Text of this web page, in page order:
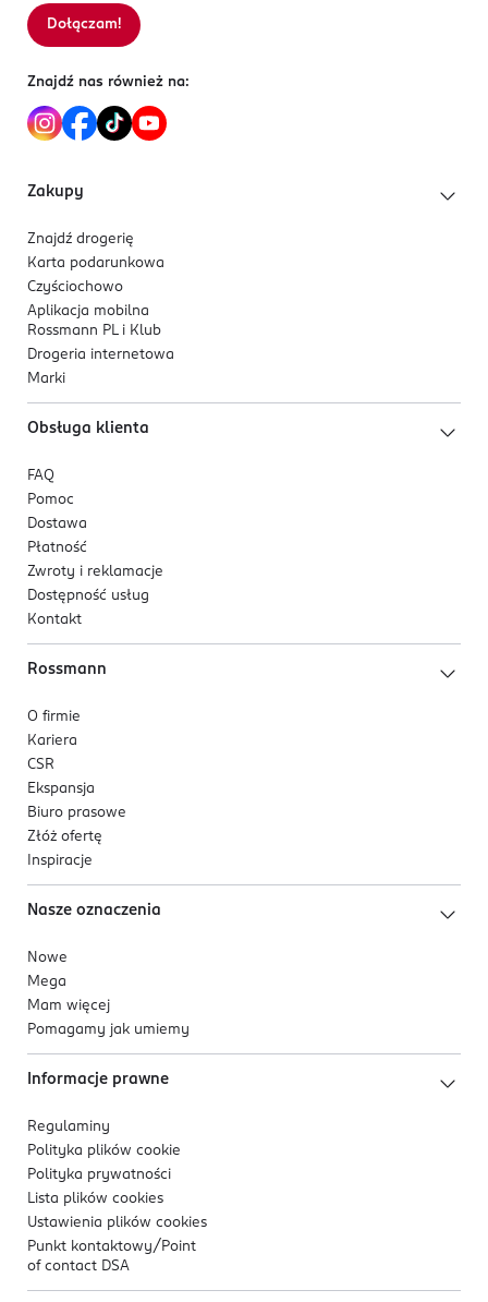
Lekka, łatwo rozprowadzająca się konsystencja
zapewniająca komfort noszenia.
Formuła wzbogacona naturalnymi biopeptydami
Duży, miękki aplikator umożliwia szybką,
karnacji.
Wegański kosmetyk, certyfikowany znakiem
Leaping Bunny Cruelty Free - nietestowany na
zwierzętach.
Sortowanie wg
Dołączam!
Znajdź nas również na:
Zakupy
Znajdź drogerię
Karta podarunkowa
Czyściochowo
Aplikacja mobilna
Rossmann PL i Klub
Drogeria internetowa
Marki
Obsługa klienta
FAQ
Pomoc
Dostawa
Płatność
Zwroty i reklamacje
Dostępność usług
Kontakt
Rossmann
O firmie
Kariera
CSR
Ekspansja
Biuro prasowe
Złóż ofertę
Inspiracje
Nasze oznaczenia
Nowe
Mega
Mam więcej
Pomagamy jak umiemy
Informacje prawne
Regulaminy
Polityka plików cookie
Polityka prywatności
Lista plików cookies
Ustawienia plików cookies
Punkt kontaktowy/ Point
of contact DSA